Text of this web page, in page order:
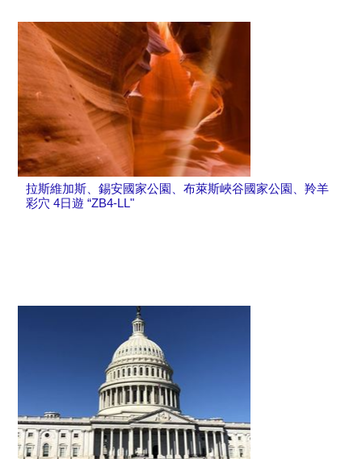
拉斯維加斯、錫安國家公園、布萊斯峽谷國家公園、羚羊
彩穴 4日遊 “ZB4-LL"